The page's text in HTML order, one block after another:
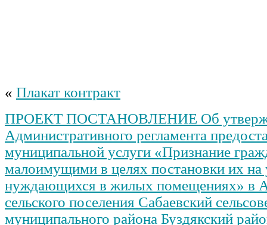
« Плакат контракт
ПРОЕКТ ПОСТАНОВЛЕНИЕ Об
Административного регламента
муниципальной услуги «Признание
малоимущими в целях постановки их на
нуждающихся в жилых помещениях» в
сельского поселения Сабаевский
муниципального района Буздякский